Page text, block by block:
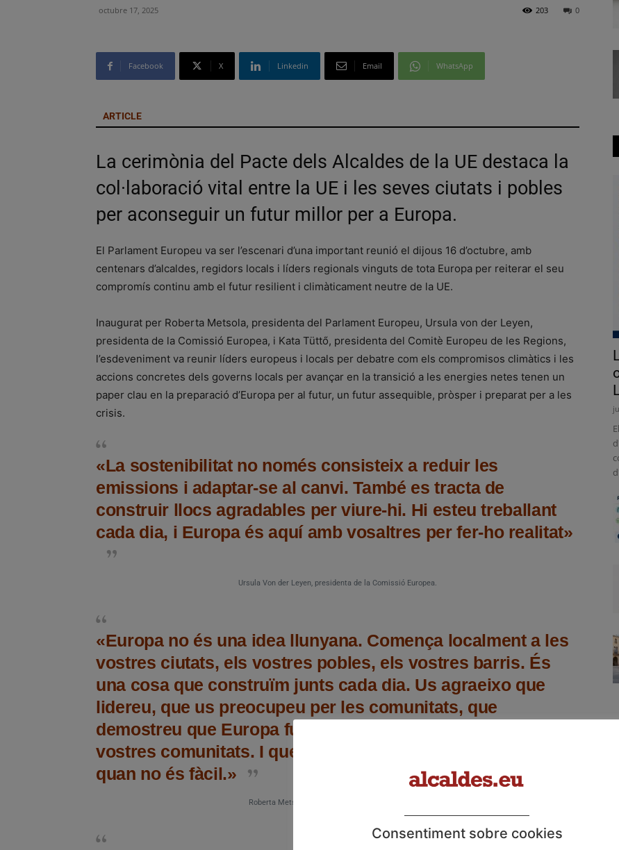
octubre 17, 2025 0
203
Facebook X Linkedin Email WhatsApp
ARTICLE
La cerimònia del Pacte dels Alcaldes de la UE destaca la
col·laboració vital entre la UE i les seves ciutats i pobles
per aconseguir un futur millor per a Europa.
El Parlament Europeu va ser l’escenari d’una important reunió el dijous 16 d’octubre, amb
centenars d’alcaldes, regidors locals i líders regionals vinguts de tota Europa per reiterar el seu
compromís continu amb el futur resilient i climàticament neutre de la UE.
Inaugurat per Roberta Metsola, presidenta del Parlament Europeu, Ursula von der Leyen,
presidenta de la Comissió Europea, i Kata Tüttő, presidenta del Comitè Europeu de les Regions,
l’esdeveniment va reunir líders europeus i locals per debatre com els compromisos climàtics i les
accions concretes dels governs locals per avançar en la transició a les energies netes tenen un
paper clau en la preparació d’Europa per al futur, un futur assequible, pròsper i preparat per a les
crisis.
«La sostenibilitat no només consisteix a reduir les
emissions i adaptar-se al canvi. També es tracta de
construir llocs agradables per viure-hi. Hi esteu treballant
cada dia, i Europa és aquí amb vosaltres per fer-ho realitat»
Ursula Von der Leyen, presidenta de la Comissió Europea.
«Europa no és una idea llunyana. Comença localment a les
vostres ciutats, els vostres pobles, els vostres barris. És
una cosa que construïm junts cada dia. Us agraeixo que
lidereu, que us preocupeu per les comunitats, que
demostreu que Europa funciona quan és a prop de les
vostres comunitats. I que continueu la vostra feina, fins i tot
quan no és fàcil.»
Roberta Metsola, presidenta del Parlament Europeu
Consentiment sobre cookies